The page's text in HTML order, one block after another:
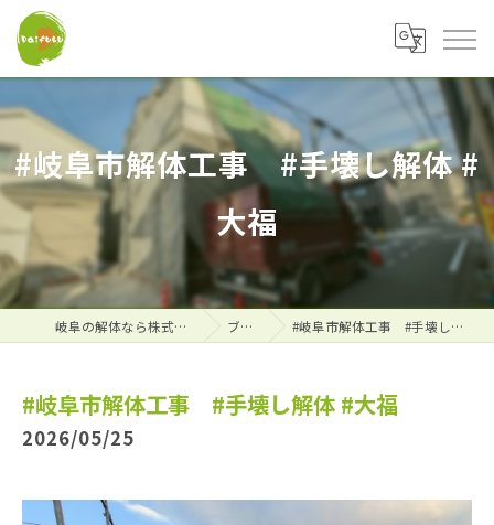
#岐阜市解体工事 #手壊し解体 #
大福
岐阜の解体なら株式会社大福 ブログ #岐阜市解体工事 #手壊し解体 #大福
#岐阜市解体工事 #手壊し解体 #大福
2026/05/25